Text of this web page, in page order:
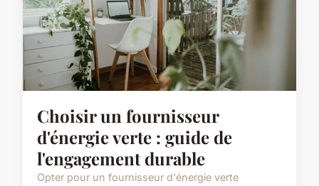
Choisir un fournisseur
d'énergie verte : guide de
l'engagement durable
Opter pour un fournisseur d'énergie verte